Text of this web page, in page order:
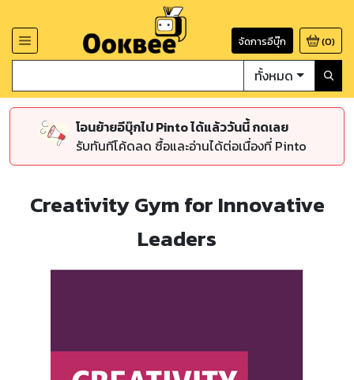
จัดการอีบุ๊ก (0)
ทั้งหมด
โอนย้ายอีบุ๊กไป Pinto ได้แล้ววันนี้ กดเลย
รับทันทีโค้ดลด ซื้อและอ่านได้ต่อเนื่องที่ Pinto
Creativity Gym for Innovative
Leaders